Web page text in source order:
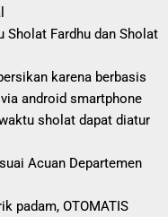
Sholat Fardhu dan Sholat
karena berbasis
android smartphone
sholat dapat diatur
Acuan Departemen
padam, OTOMATIS